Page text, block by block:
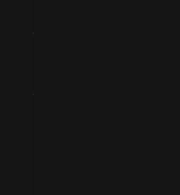
maximized performance across
turned single-stay hotel guests into